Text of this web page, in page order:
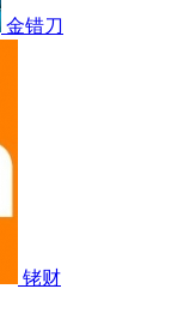
金错刀
铑财